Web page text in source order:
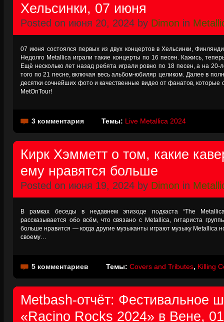
Хельсинки, 07 июня
Posted on июня 20, 2024 by Dimon in
07 июня состоялся первых из двух концертов в Хельсинки,
Недолго Metallica играли такие концерты по 16 песен. Кажись,
Ещё несколько лет назад ребята играли ровно по 18 песен, а на 20-
того по 21 песне, включая весь альбом-юбиляр целиком. Далее в
десятки сочнейших фото и качественные видео от фанатов,
MetOnTour!
3 комментария Темы: Live Metallica 2024
Кирк Хэмметт о том, какие
ему нравятся больше
Posted on июня 19, 2024 by Dimon in
В рамках беседы в недавнем эпизоде подкаста “The
рассказывается обо всём, что связано с Metallica, гитариста
больше нравится — когда другие музыканты играют музыку Metallica
своему…
5 комментариев Темы: Covers and Tributes, Killing
Metbash-отчёт: Фестивальное
«Racino Rocks 2024» в Вене,